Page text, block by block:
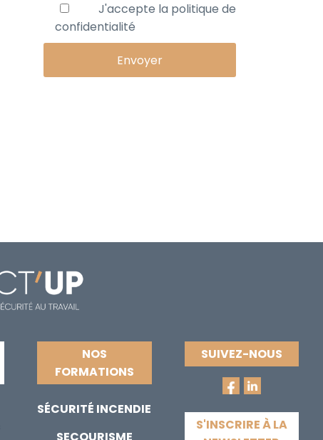
J'accepte la politique de
confidentialité
NOS
FORMATIONS
SÉCURITÉ INCENDIE
SECOURISME
SUIVEZ-NOUS
S'INSCRIRE À LA